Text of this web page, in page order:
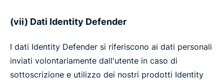
(vii) Dati Identity Defender
I dati Identity Defender si riferiscono ai dati personali
inviati volontariamente dall'utente in caso di
sottoscrizione e utilizzo dei nostri prodotti Identity